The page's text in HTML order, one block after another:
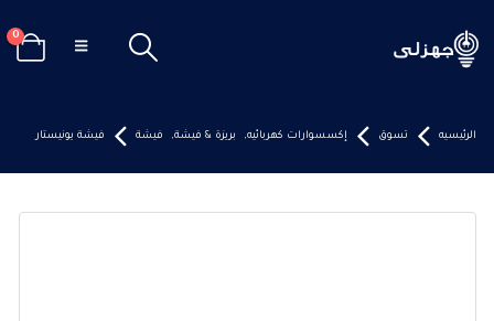
0
الرئيسيه تسوق إكسسوارات كهربائيه, بريزة & فيشة, فيشة فيشة يونيستار